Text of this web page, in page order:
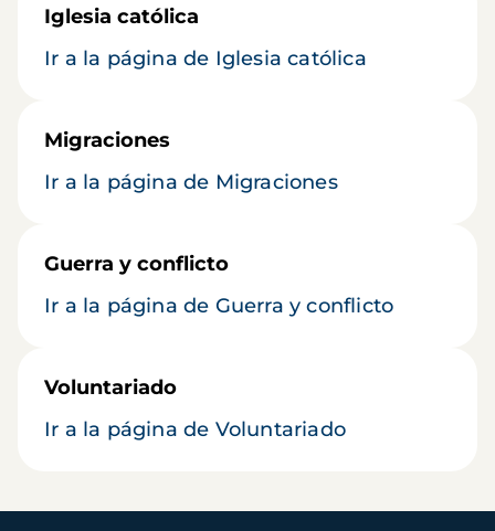
Iglesia católica
Ir a la página de Iglesia católica
Migraciones
Ir a la página de Migraciones
Guerra y conflicto
Ir a la página de Guerra y conflicto
Voluntariado
Ir a la página de Voluntariado